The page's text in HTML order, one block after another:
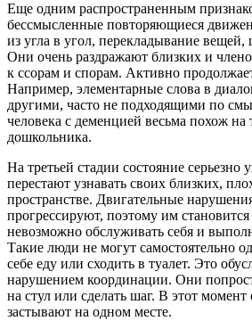
Еще одним распространенным
бессмысленные повторяющиеся
из угла в угол, перекладывание
Они очень раздражают близких и
к ссорам и спорам. Активно
Например, элементарные слова в
другими, часто не подходящими по
человека с деменцией весьма похож на
дошкольника.
На третьей стадии состояние серьезно
перестают узнавать своих близких,
пространстве. Двигательные
прогрессируют, поэтому им
невозможно обслуживать себя и
Такие люди не могут самостоятельно
себе еду или сходить в туалет. Это
нарушением координации. Они
на стул или сделать шаг. В этот момент
застывают на одном месте.